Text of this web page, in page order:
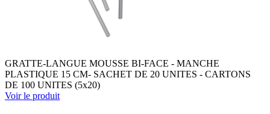
GRATTE-LANGUE MOUSSE BI-FACE - MANCHE
PLASTIQUE 15 CM- SACHET DE 20 UNITES - CARTONS
DE 100 UNITES (5x20)
Voir le produit